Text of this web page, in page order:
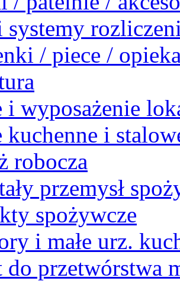
systemy
/ piece /
i wyposażenie
kuchenne i
robocza
przemysł
spożywcze
i małe urz.
do przetwórstwa